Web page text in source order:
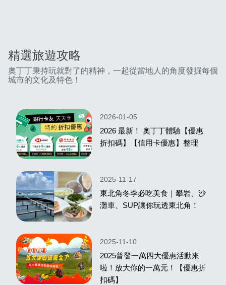
精選旅遊攻略
奧丁丁秉持玩就對了的精神，一起從當地人的角度發掘每個
城市的文化及特色！
2026-01-05
2026 最新！ 奧丁丁體驗【優惠
折扣碼】【信用卡優惠】整理
2025-11-17
東北角冬季必吃美食｜攀岩、沙
灘車、SUP讓你玩透東北角！
2025-11-10
2025普發一萬四大優惠活動來
啦！放大你的一萬元！【優惠折
扣碼】